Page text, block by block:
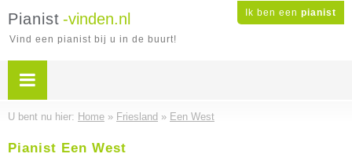
Ik ben een pianist
Pianist -vinden.nl
Vind een pianist bij u in de buurt!
U bent nu hier: Home » Friesland » Een West
Pianist Een West